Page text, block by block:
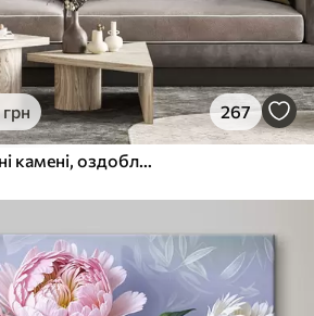
грн 267
Пеалістичні естетичні камені, оздоблення будинку, природне освітлення